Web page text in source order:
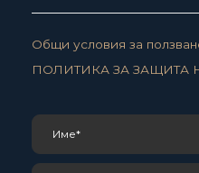
Общи условия за
ПОЛИТИКА ЗА ЗАЩИТА